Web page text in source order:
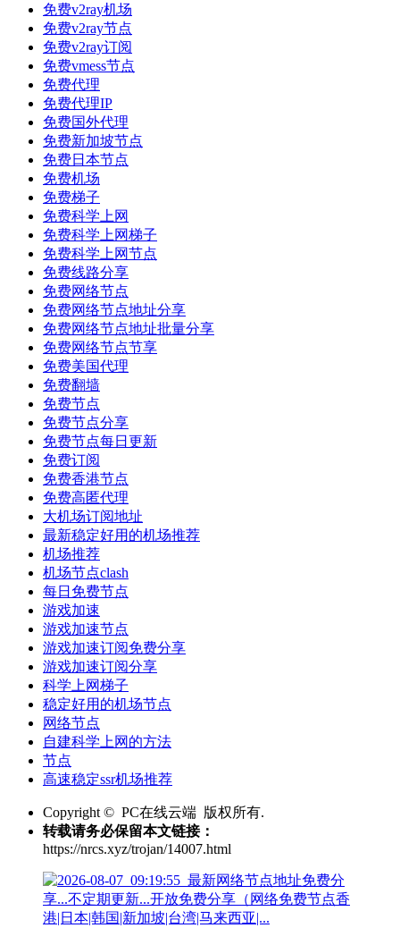
免费v2ray机场
免费v2ray节点
免费v2ray订阅
免费vmess节点
免费代理
免费代理IP
免费国外代理
免费新加坡节点
免费日本节点
免费机场
免费梯子
免费科学上网
免费科学上网梯子
免费科学上网节点
免费线路分享
免费网络节点
免费网络节点地址分享
免费网络节点地址批量分享
免费网络节点节享
免费美国代理
免费翻墙
免费节点
免费节点分享
免费节点每日更新
免费订阅
免费香港节点
免费高匿代理
大机场订阅地址
最新稳定好用的机场推荐
机场推荐
机场节点clash
每日免费节点
游戏加速
游戏加速节点
游戏加速订阅免费分享
游戏加速订阅分享
科学上网梯子
稳定好用的机场节点
网络节点
自建科学上网的方法
节点
高速稳定ssr机场推荐
Copyright © PC在线云端 版权所有.
转载请务必保留本文链接：
https://nrcs.xyz/trojan/14007.html